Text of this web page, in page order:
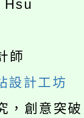
、社會
加。
活動海報
觀特色
畫」
部表揚
獎」
年度第
選結果(
險知識
度學生
Hsu
師
設計工坊
，創意突